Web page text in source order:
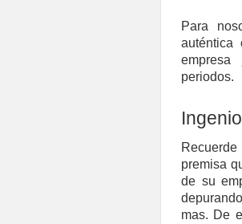
Para
auténtica
empresa
periodos.
premisa
de su
mas. De